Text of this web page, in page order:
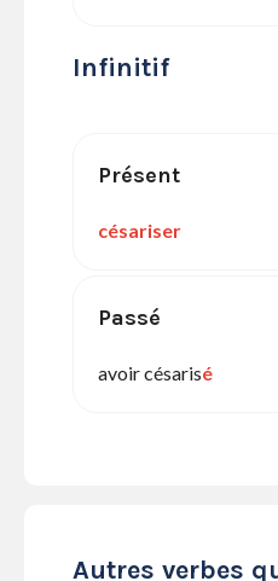
Infinitif
Présent
césariser
Passé
avoir césarisé
Autres verbes